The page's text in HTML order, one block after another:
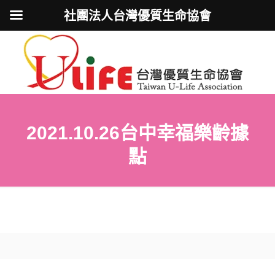
2021.10.26台中幸福樂齡據
點
社團法人台灣優質生命協會